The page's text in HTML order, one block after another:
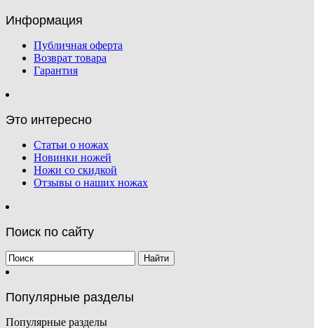
Информация
Публичная оферта
Возврат товара
Гарантия
Это интересно
Статьи о ножах
Новинки ножей
Ножи со скидкой
Отзывы о наших ножах
Поиск по сайту
Популярные разделы
Популярные разделы